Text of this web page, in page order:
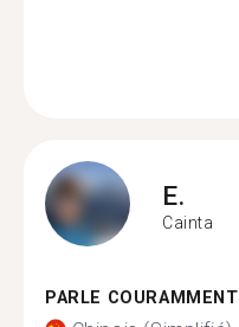
E.
Cainta
PARLE COURAMMENT